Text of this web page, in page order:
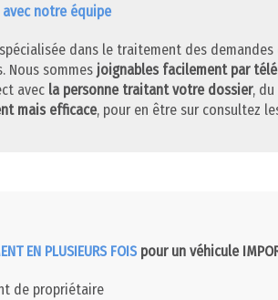
notre équipe
dans le traitement des
Nous sommes joignables facilement par
avec la personne traitant votre dossier, du
mais efficace, pour en être sur consultez
EN PLUSIEURS FOISpour un véhicule
de propriétaire